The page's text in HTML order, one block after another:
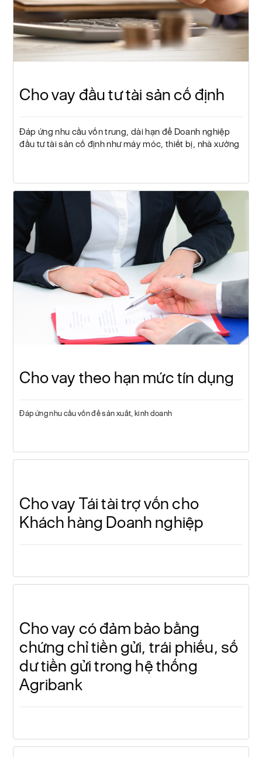
Cho vay đầu tư tài sản cố định
Đáp ứng nhu cầu vốn trung, dài hạn để Doanh nghiệp
đầu tư tài sản cố định như máy móc, thiết bị, nhà xưởng
Cho vay theo hạn mức tín dụng
Đáp ứng nhu cầu vốn để sản xuất, kinh doanh
Cho vay Tái tài trợ vốn cho
Khách hàng Doanh nghiệp
Cho vay có đảm bảo bằng
chứng chỉ tiền gửi, trái phiếu, số
dư tiền gửi trong hệ thống
Agribank